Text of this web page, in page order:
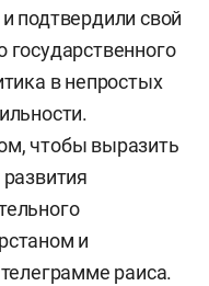
подтвердили свой
государственного
в непростых
чтобы выразить
и
раиса.